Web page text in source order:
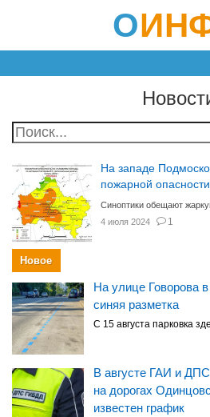
О
На западе
пожарной опасности
Синоптики обещают
4 июля 2024
1
Новое
На улице Говорова
синяя разметка
С 15 августа парковка
В августе ГАИ и
на дорогах
известен график